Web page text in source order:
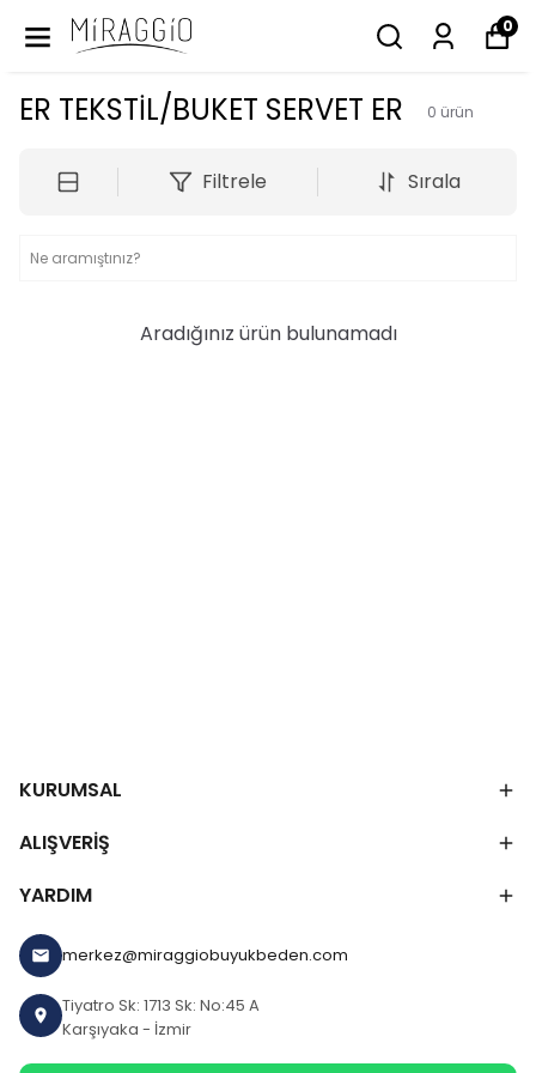
0
ER TEKSTİL/BUKET SERVET ER 0 ürün
Filtrele Sırala
Aradığınız ürün bulunamadı
KURUMSAL
ALIŞVERİŞ
YARDIM
merkez@miraggiobuyukbeden.com
Tiyatro Sk: 1713 Sk: No:45 A
Karşıyaka - İzmir